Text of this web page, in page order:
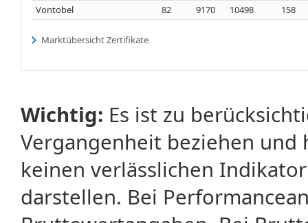
Vontobel
82 9170 10498 158
Marktübersicht Zertifikate
Wichtig: Es ist zu
Vergangenheit beziehen
keinen verlässlichen
darstellen. Bei